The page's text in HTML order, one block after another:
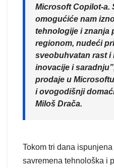
Microsoft Copilot-a.
omogućiće nam
tehnologije i znanja
regionom, nudeći
sveobuhvatan rast i
inovacije i
prodaje u
i ovogodišnji
Miloš Drača.
Tokom tri dana
savremena tehnološka i